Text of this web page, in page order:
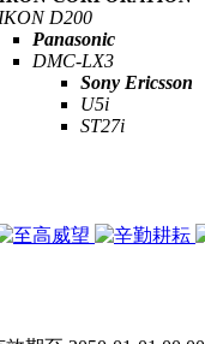
D200
Panasonic
DMC-LX3
Sony Ericsson
U5i
ST27i